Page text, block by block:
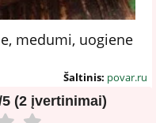
medumi, uogiene
Šaltinis: povar.ru
5 (2 įvertinimai)